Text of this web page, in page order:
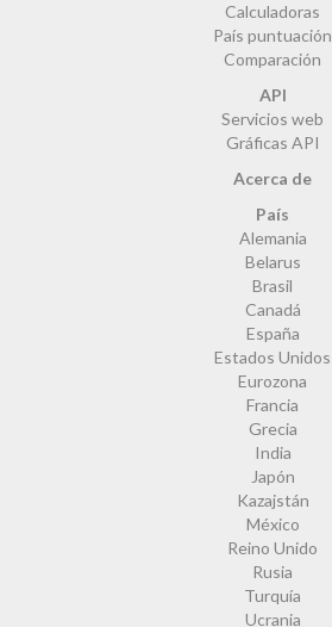
Calculadoras
País puntuación
Comparación
API
Servicios web
Gráficas API
Acerca de
País
Alemania
Belarus
Brasil
Canadá
España
Estados Unidos
Eurozona
Francia
Grecia
India
Japón
Kazajstán
México
Reino Unido
Rusia
Turquía
Ucrania